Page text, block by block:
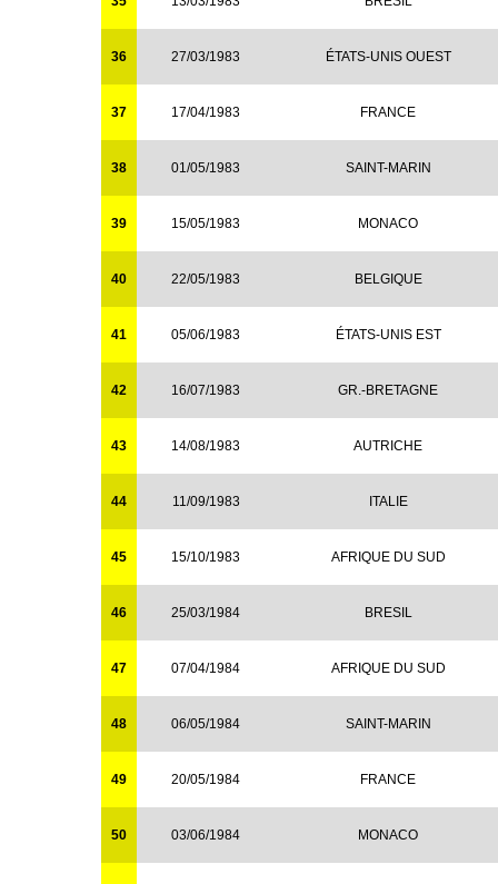
36 27/03/1983 ÉTATS-UNIS OUEST
37 17/04/1983 FRANCE
38 01/05/1983 SAINT-MARIN
39 15/05/1983 MONACO
40 22/05/1983 BELGIQUE
41 05/06/1983 ÉTATS-UNIS EST
42 16/07/1983 GR.-BRETAGNE
43 14/08/1983 AUTRICHE
44 11/09/1983 ITALIE
45 15/10/1983 AFRIQUE DU SUD
46 25/03/1984 BRESIL
47 07/04/1984 AFRIQUE DU SUD
48 06/05/1984 SAINT-MARIN
49 20/05/1984 FRANCE
50 03/06/1984 MONACO